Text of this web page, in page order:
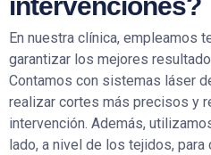
intervenciones?
En nuestra clínica, empleamos
garantizar los mejores
Contamos con sistemas láser
realizar cortes más precisos y
intervención. Además,
lado, a nivel de los tejidos,